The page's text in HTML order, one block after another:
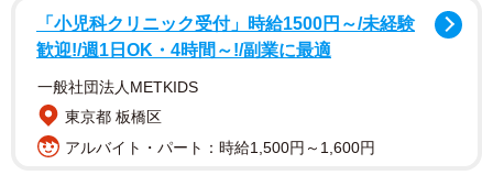
「小児科クリニック受付」時給1500円～/未経験
歓迎!/週1日OK・4時間～!/副業に最適
一般社団法人METKIDS
東京都 板橋区
アルバイト・パート：時給1,500円～1,600円